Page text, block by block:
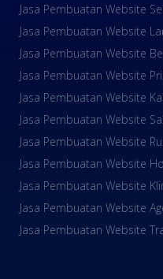
Jasa Pembuatan Website
Jasa Pembuatan Website
Jasa Pembuatan Website
Jasa Pembuatan Website
Jasa Pembuatan Website
Jasa Pembuatan Website
Jasa Pembuatan Website
Jasa Pembuatan Website
Jasa Pembuatan Website
Jasa Pembuatan Website
Jasa Pembuatan Website